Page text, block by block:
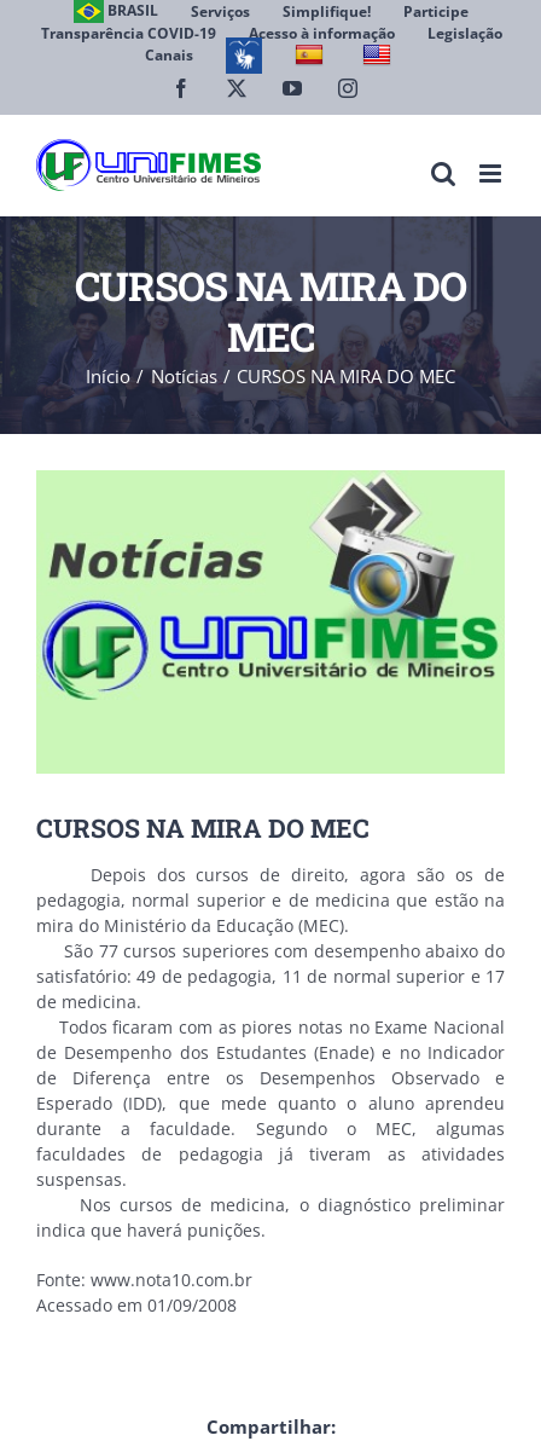
BRASIL Serviços Simplifique!
Participe
Transparência COVID-19
Acesso à informação
Legislação
Canais
Facebook YouTubeInstagram
CURSOS NA MIRA DO
MEC
Início Notícias CURSOS NA MIRA DO MEC
CURSOS NA MIRA DO MEC
Depois dos cursos de direito, agora são os de
pedagogia, normal superior e de medicina que estão na
mira do Ministério da Educação (MEC).
São 77 cursos superiores com desempenho abaixo do
satisfatório: 49 de pedagogia, 11 de normal superior e 17
de medicina.
Todos ficaram com as piores notas no Exame Nacional
de Desempenho dos Estudantes (Enade) e no Indicador
de Diferença entre os Desempenhos Observado e
Esperado (IDD), que mede quanto o aluno aprendeu
durante a faculdade. Segundo o MEC, algumas
faculdades de pedagogia já tiveram as atividades
suspensas.
Nos cursos de medicina, o diagnóstico preliminar
indica que haverá punições.
Fonte: www.nota10.com.br
Acessado em 01/09/2008
Compartilhar: